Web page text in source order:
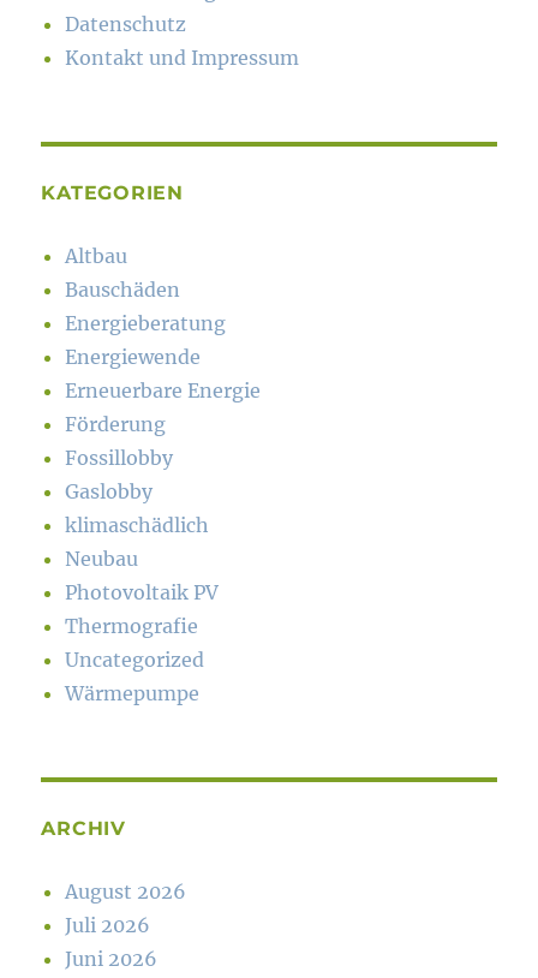
Datenschutz
Kontakt und Impressum
KATEGORIEN
Altbau
Bauschäden
Energieberatung
Energiewende
Erneuerbare Energie
Förderung
Fossillobby
Gaslobby
klimaschädlich
Neubau
Photovoltaik PV
Thermografie
Uncategorized
Wärmepumpe
ARCHIV
August 2026
Juli 2026
Juni 2026